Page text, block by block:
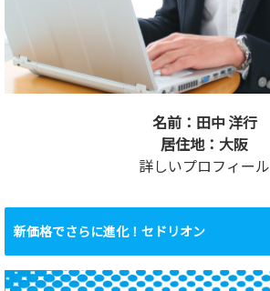
名前：田中 洋行
居住地：大阪
詳しいプロフィール
新価格でさらに進化！セドリオン